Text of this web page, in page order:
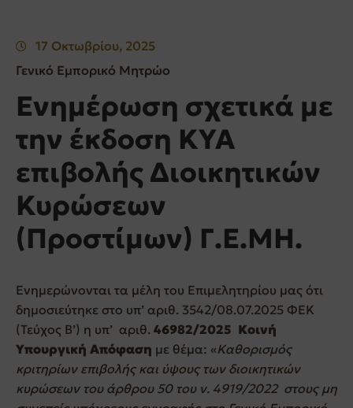
17 Οκτωβρίου, 2025
Γενικό Εμπορικό Μητρώο
Ενημέρωση σχετικά με
την έκδοση ΚΥΑ
επιβολής Διοικητικών
Κυρώσεων
(Προστίμων) Γ.Ε.ΜΗ.
Ενημερώνονται τα μέλη του Επιμελητηρίου μας ότι
δημοσιεύτηκε στο υπ’ αριθ. 3542/08.07.2025 ΦΕΚ
(Τεύχος Β’) η υπ’ αριθ. 46982/2025 Κοινή
Υπουργική Απόφαση με θέμα: «Καθορισμός
κριτηρίων επιβολής και ύψους των διοικητικών
κυρώσεων του άρθρου 50 του ν. 4919/2022 στους μη